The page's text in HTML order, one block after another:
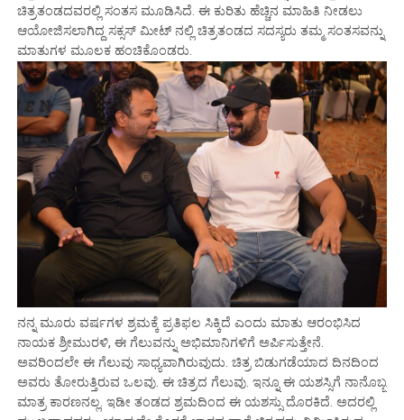
ಚಿತ್ರತಂಡದವರಲ್ಲಿ ಸಂತಸ ಮೂಡಿಸಿದೆ. ಈ ಕುರಿತು ಹೆಚ್ಚಿನ ಮಾಹಿತಿ ನೀಡಲು
ಆಯೋಜಿಸಲಾಗಿದ್ದ ಸಕ್ಸಸ್ ಮೀಟ್ ನಲ್ಲಿ ಚಿತ್ರತಂಡದ ಸದಸ್ಯರು ತಮ್ಮ ಸಂತಸವನ್ನು
ಮಾತುಗಳ ಮೂಲಕ ಹಂಚಿಕೊಂಡರು.
ನನ್ನ ಮೂರು ವರ್ಷಗಳ ಶ್ರಮಕ್ಕೆ ಪ್ರತಿಫಲ ಸಿಕ್ಕಿದೆ ಎಂದು ಮಾತು ಆರಂಭಿಸಿದ
ನಾಯಕ ಶ್ರೀಮುರಳಿ, ಈ ಗೆಲುವನ್ನು ಅಭಿಮಾನಿಗಳಿಗೆ ಅರ್ಪಿಸುತ್ತೇನೆ.
ಅವರಿಂದಲೇ ಈ ಗೆಲುವು ಸಾಧ್ಯವಾಗಿರುವುದು. ಚಿತ್ರ ಬಿಡುಗಡೆಯಾದ ದಿನದಿಂದ
ಅವರು ತೋರುತ್ತಿರುವ ಒಲವು. ಈ ಚಿತ್ರದ ಗೆಲುವು. ಇನ್ನೂ ಈ ಯಶಸ್ಸಿಗೆ ನಾನೊಬ್ಬ
ಮಾತ್ರ ಕಾರಣನಲ್ಲ.‌ ಇಡೀ ತಂಡದ ಶ್ರಮದಿಂದ ಈ ಯಶಸ್ಸು ದೊರಕಿದೆ. ಅದರಲ್ಲಿ